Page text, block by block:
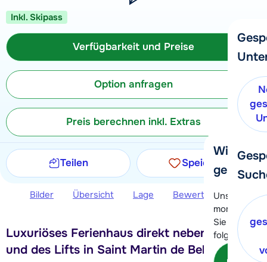
Wir
gerne
Unser
momentan
Sie können
folgenden
Inkl. Skipass
Verfügbarkeit und Preise
Option anfragen
Preis berechnen inkl. Extras
Teilen Speichern
Bilder Übersicht Lage Bewertungen
Luxuriöses Ferienhaus direkt neben der Piste
und des Lifts in Saint Martin de Belleville